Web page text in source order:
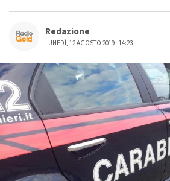
Redazione
LUNEDÌ, 12 AGOSTO 2019 - 14:23